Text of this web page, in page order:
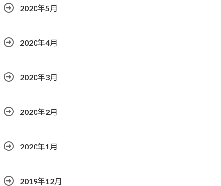
2020年5月
2020年4月
2020年3月
2020年2月
2020年1月
2019年12月